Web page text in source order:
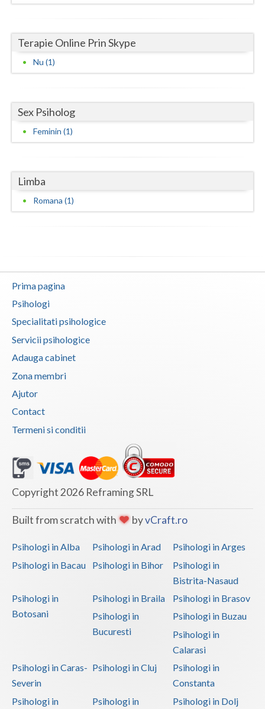
Salaj
Sibiu
Suceava
Teleorman
Timis
Valcea
Vaslui
Terapie Online Prin Skype
Nu (1)
Sex Psiholog
Feminin (1)
Limba
Romana (1)
Prima pagina
Psihologi
Specialitati psihologice
Servicii psihologice
Adauga cabinet
Zona membri
Ajutor
Contact
Termeni si conditii
Copyright 2026 Reframing SRL
Built from scratch with byvCraft.ro
Psihologi in Alba Psihologi in Arad
Psihologi in Arges
Psihologi in Bacau
Psihologi in Bihor
Psihologi in
Bistrita-Nasaud
Psihologi in
Botosani
Psihologi in Braila
Psihologi in Brasov
Psihologi in
Bucuresti
Psihologi in Buzau
Psihologi in
Calarasi
Psihologi in Caras-
Severin
Psihologi in Cluj
Psihologi in
Constanta
Psihologi in
Psihologi in Psihologi in Dolj